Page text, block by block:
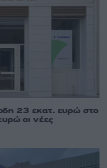
23 εκατ. ευρώ στο
οι νέες